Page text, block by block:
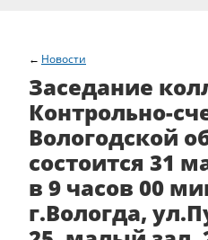
Новости
Заседание
Контрольно-
Вологодской
состоится 31
в 9 часов 00
г.Вологда,